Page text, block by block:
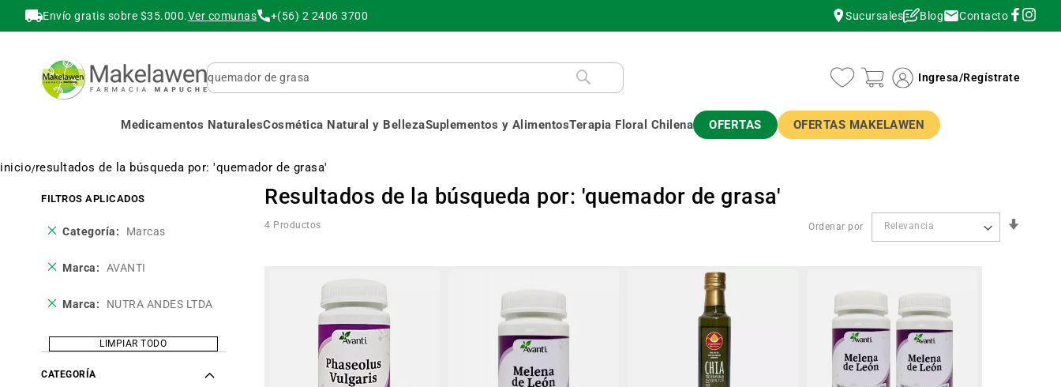
Envío gratis sobre $35.000.Ver comunas +(56) 2 2406 3700 Sucursales Blog Contacto
Buscar
Ingresa/Regístrate
Medicamentos NaturalesCosmética Natural y BellezaSuplementos y AlimentosTerapia Floral Chilena OFERTAS OFERTAS MAKELAWEN
inicio resultados de la búsqueda por: 'quemador de grasa'
Resultados de la búsqueda por: 'quemador de grasa'
4 Productos Ordenar por
FILTROS APLICADOS
Categoría Marcas
Eliminar
producto
Marca AVANTI
Eliminar
producto
Marca NUTRA ANDES LTDA
Eliminar
producto
LIMPIAR TODO
CATEGORÍA